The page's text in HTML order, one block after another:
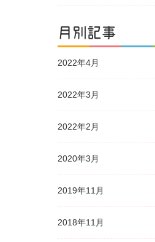
月別記事
2022年4月
2022年3月
2022年2月
2020年3月
2019年11月
2018年11月